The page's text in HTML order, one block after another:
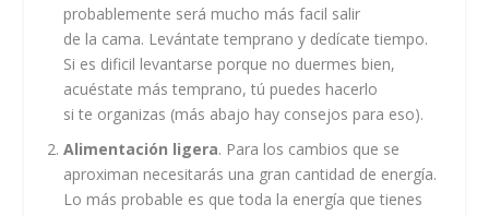
probablemente será mucho más facil salir
de la cama. Levántate temprano y dedícate tiempo.
Si es dificil levantarse porque no duermes bien,
acuéstate más temprano, tú puedes hacerlo
si te organizas (más abajo hay consejos para eso).
Alimentación ligera. Para los cambios que se
aproximan necesitarás una gran cantidad de energía.
Lo más probable es que toda la energía que tienes